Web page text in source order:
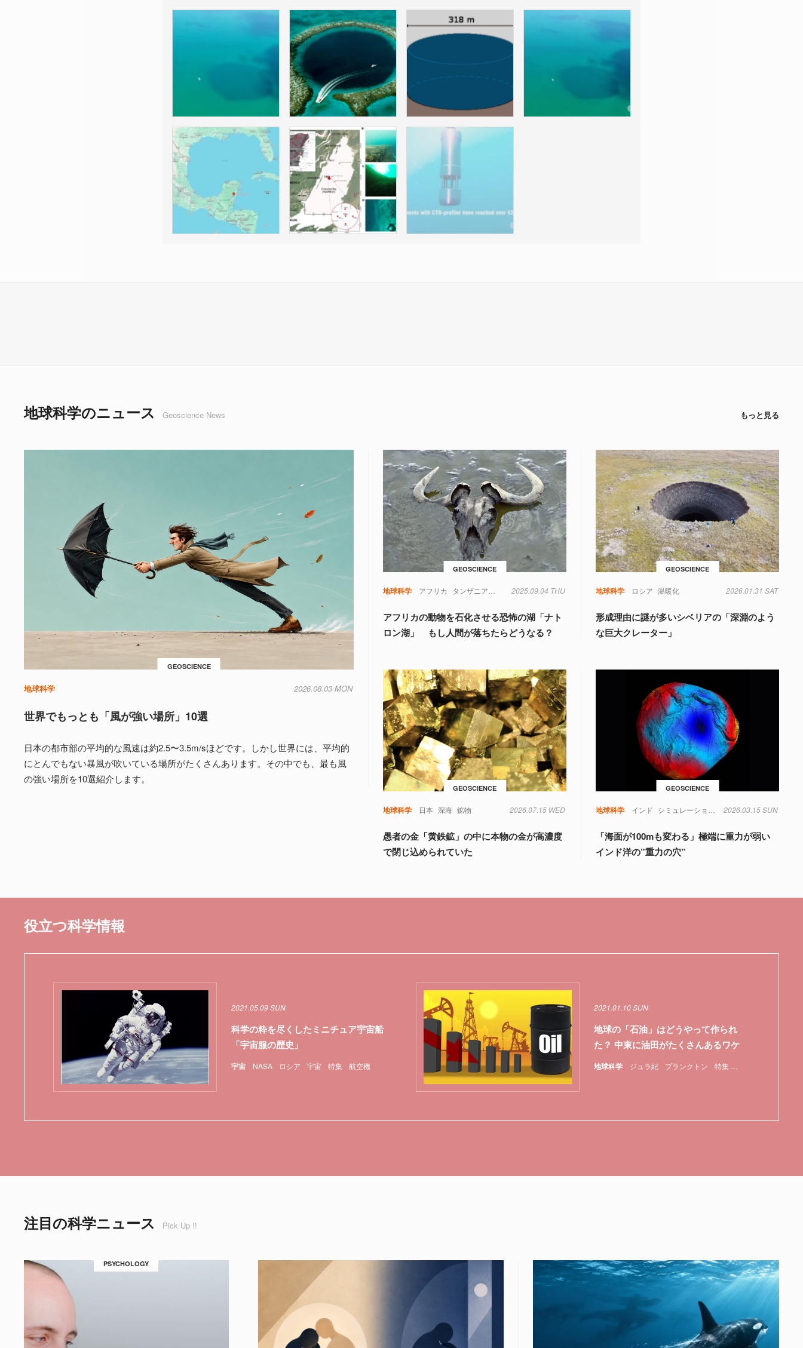
地球科学のニュース Geoscience News もっと見る
GEOSCIENCE
地球科学 2026.08.03 MON
世界でもっとも「風が強い場所」10選
日本の都市部の平均的な風速は約2.5〜3.5m/sほどです。しかし世界には、平均的
にとんでもない暴風が吹いている場所がたくさんあります。その中でも、最も風
の強い場所を10選紹介します。
GEOSCIENCE
地球科学 アフリカ タンザニア 地球科学 鳥類
2025.09.04 THU
アフリカの動物を石化させる恐怖の湖「ナト
ロン湖」 もし人間が落ちたらどうなる？
GEOSCIENCE
地球科学 ロシア 温暖化 2026.01.31 SAT
形成理由に謎が多いシベリアの「深淵のよう
な巨大クレーター」
GEOSCIENCE
地球科学 日本 深海 鉱物 2026.07.15 WED
愚者の金「黄鉄鉱」の中に本物の金が高濃度
で閉じ込められていた
GEOSCIENCE
地球科学 インド シミュレーション 地球 物理学 重力
2026.03.15 SUN
「海面が100mも変わる」極端に重力が弱い
インド洋の”重力の穴”
役立つ科学情報
宇宙 NASA ロシア 宇宙 特集 航空機
2021.05.09 SUN
科学の粋を尽くしたミニチュア宇宙船
「宇宙服の歴史」
地球科学 ジュラ紀 プランクトン 特集 生物
2021.01.10 SUN
地球の「石油」はどうやって作られ
た？ 中東に油田がたくさんあるワケ
注目の科学ニュース Pick Up !!
PSYCHOLOGY